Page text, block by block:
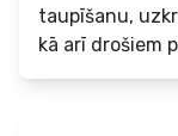
taupīšanu,
kā arī drošiem